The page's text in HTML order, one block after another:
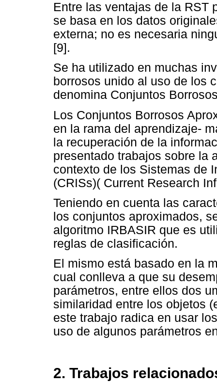
Entre las ventajas de la RST
se basa en los datos
externa; no es necesaria
[9].
Se ha utilizado en muchas
borrosos unido al uso de los
denomina Conjuntos
Los Conjuntos Borrosos
en la rama del aprendizaje-
la recuperación de la
presentado trabajos sobre la
contexto de los Sistemas de
(CRISs)( Current Research
Teniendo en cuenta las
los conjuntos aproximados,
algoritmo IRBASIR que es
reglas de clasificación.
El mismo está basado en la
cual conlleva a que su
parámetros, entre ellos dos
similaridad entre los objetos
este trabajo radica en usar
uso de algunos parámetros
2. Trabajos